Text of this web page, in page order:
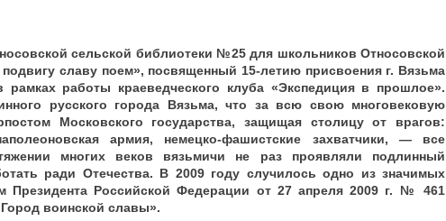
сельской библиотеки №25 для школьников Относовской
славу поем», посвященный 15-летию присвоения г. Вязьма
работы краеведческого клуба «Экспедиция в прошлое».
русского города Вязьма, что за всю свою многовековую
Московского государства, защищая столицу от врагов:
армия, немецко-фашистские захватчики, — все
многих веков вязьмичи не раз проявляли подлинный
ради Отечества. В 2009 году случилось одно из значимых
Президента Российской Федерации от 27 апреля 2009 г. № 461
воинской славы».